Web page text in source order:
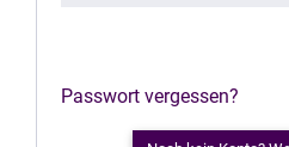
Passwort vergessen?